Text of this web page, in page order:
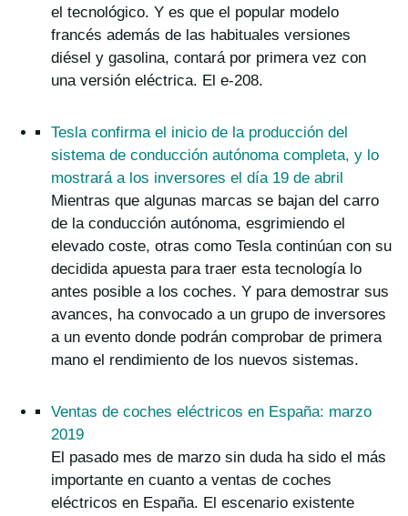
el tecnológico. Y es que el popular modelo
francés además de las habituales versiones
diésel y gasolina, contará por primera vez con
una versión eléctrica. El e-208.
Tesla confirma el inicio de la producción del
sistema de conducción autónoma completa, y lo
mostrará a los inversores el día 19 de abril
Mientras que algunas marcas se bajan del carro
de la conducción autónoma, esgrimiendo el
elevado coste, otras como Tesla continúan con su
decidida apuesta para traer esta tecnología lo
antes posible a los coches. Y para demostrar sus
avances, ha convocado a un grupo de inversores
a un evento donde podrán comprobar de primera
mano el rendimiento de los nuevos sistemas.
Ventas de coches eléctricos en España: marzo
2019
El pasado mes de marzo sin duda ha sido el más
importante en cuanto a ventas de coches
eléctricos en España. El escenario existente